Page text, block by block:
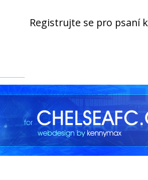
Registrujte se pro psaní